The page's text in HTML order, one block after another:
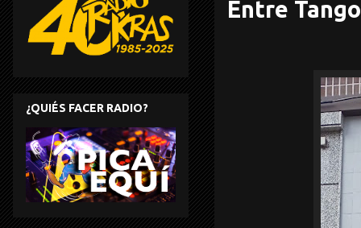
Entre
¿QUIÉS FACER RADIO?